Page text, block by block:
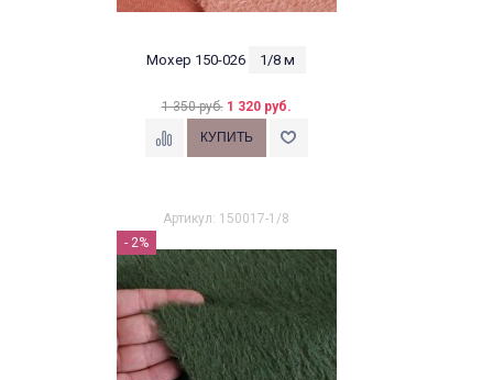
Мохер 150-026 1/8 м
1 350 руб. 1 320 руб.
Артикул: 150017-1/8
- 2%